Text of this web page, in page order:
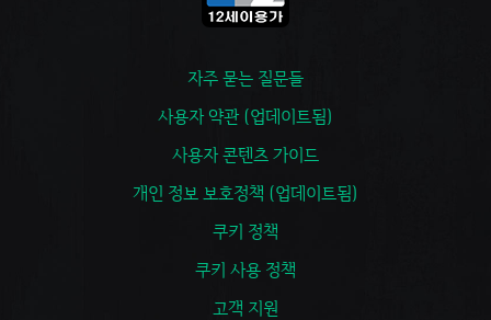
자주 묻는 질문들
사용자 약관 (업데이트됨)
사용자 콘텐츠 가이드
개인 정보 보호정책 (업데이트됨)
쿠키 정책
쿠키 사용 정책
고객 지원